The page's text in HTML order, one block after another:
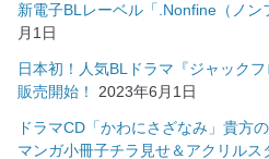
新電子BLレーベル「.Nonfine（ノン
月1日
日本初！人気BLドラマ『ジャック
販売開始！
2023年6月1日
ドラマCD「かわにさざなみ」貴
マンガ小冊子チラ見せ＆アクリルス